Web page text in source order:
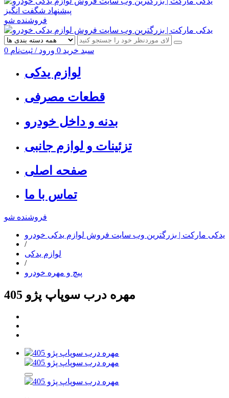
پیشنهاد شگفت انگیز
فروشنده شو
0 سبد خرید 0 ورود / ثبت‌نام
لوازم یدکی
قطعات مصرفی
بدنه و داخل خودرو
تزئینات و لوازم جانبی
صفحه اصلی
تماس با ما
فروشنده شو
یدکی مارکت | بزرگترین وب سایت فروش لوازم یدکی خودرو
/
لوازم یدکی
/
پیچ و مهره خودرو
مهره درب سوپاپ پژو 405